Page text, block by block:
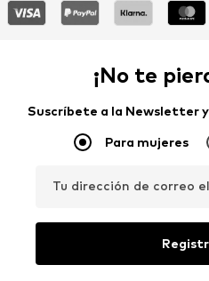
¡No te
Suscríbete a la Newsletter
Para mujeres
Tu dirección de correo